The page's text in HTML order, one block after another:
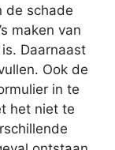
de schade
maken van
Daarnaast
Ook de
in te
het niet te